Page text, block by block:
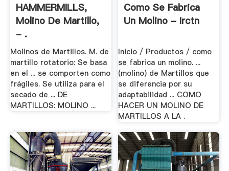
HAMMERMILLS,
Molino De Martillo,
- .
Molinos de Martillos. M. de
martillo rotatorio: Se basa
en el ... se comporten como
frágiles. Se utiliza para el
secado de ... DE
MARTILLOS: MOLINO ...
Como Se Fabrica
Un Molino - Irctn
Inicio / Productos / como
se fabrica un molino. ...
(molino) de Martillos que
se diferencia por su
adaptabilidad ... COMO
HACER UN MOLINO DE
MARTILLOS A LA .